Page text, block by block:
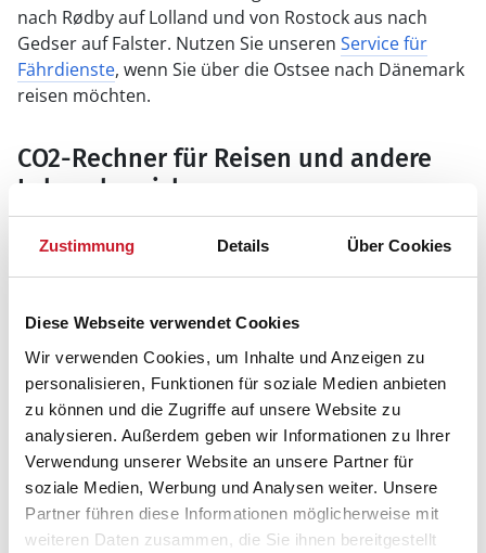
Zustimmung Details Über Cookies
Diese Webseite verwendet Cookies
Wir verwenden Cookies, um Inhalte und Anzeigen zu
personalisieren, Funktionen für soziale Medien anbieten
zu können und die Zugriffe auf unsere Website zu
analysieren. Außerdem geben wir Informationen zu Ihrer
Verwendung unserer Website an unsere Partner für
soziale Medien, Werbung und Analysen weiter. Unsere
Partner führen diese Informationen möglicherweise mit
weiteren Daten zusammen, die Sie ihnen bereitgestellt
nach Rødby auf Lolland und von Rostock aus nach
Gedser auf Falster. Nutzen Sie unseren Service für
Fährdienste, wenn Sie über die Ostsee nach Dänemark
reisen möchten.
CO2-Rechner für Reisen und andere
Lebensbereiche
Klimabilanz für Reisen sowie andere Lebensbereiche
berechnen. So erfahren Sie, wie groß Ihr CO2-
Optimierungspotenzial vorhanden ist. Einen
ausgefeilten CO2-Rechner stellt zum Beispiel der
Naturschutzbund Deutschland kostenfrei zur
Verfügung:
www.nabu.co2-rechner.de
Dank origineller Urlaubsplanung das
Klima schützen
Nachhaltig reisen beinhaltet aber noch einiges mehr